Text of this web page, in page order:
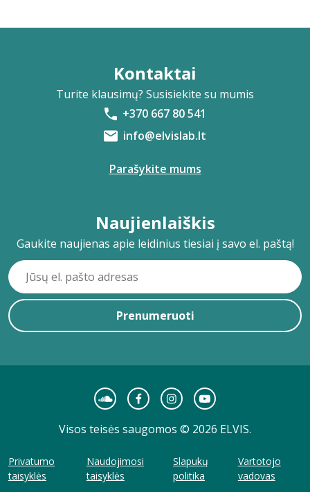
Kontaktai
Turite klausimų? Susisiekite su mumis
+370 667 80 541
info@elvislab.lt
Parašykite mums
Naujienlaiškis
Gaukite naujienas apie leidinius tiesiai į savo el. paštą!
Prenumeruoti
Visos teisės saugomos © 2026 ELVIS.
Privatumo
taisyklės
Naudojimosi
taisyklės
Slapukų
politika
Vartotojo
vadovas